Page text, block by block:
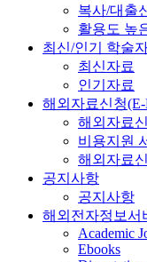
복사/대출
활용도 높
최신/인기 학술
최신자료
인기자료
해외자료신청
해외자료
비용지원
해외자료
공지사항
공지사항
해외전자정보서
Academic
Ebooks